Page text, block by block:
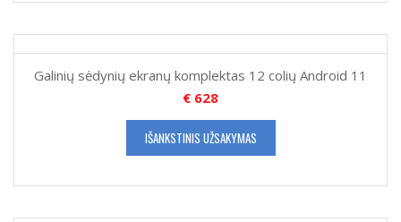
Galinių sėdynių ekranų komplektas 12 colių Android 11
€ 628
IŠANKSTINIS UŽSAKYMAS